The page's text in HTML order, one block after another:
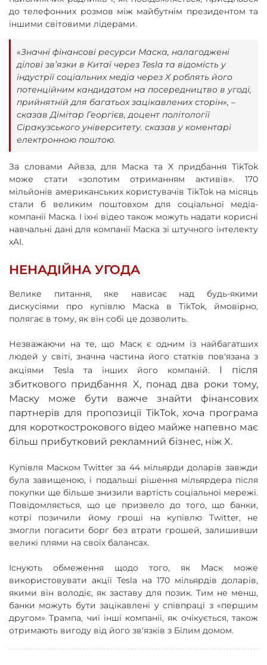
до телефонних розмов між майбутнім президентом та
іншими світовими лідерами.
«Значні фінансові ресурси Маска, налагоджені
ділові зв’язки в Китаї через Tesla та відомість у
індустрії соціальних медіа через X роблять його
потенційним кандидатом на посередництво в угоді,
прийнятній для багатьох зацікавлених сторін», –
сказав Дімітар Георгієв, доцент політології
Сіракузського університету. сказав у коментарі
електронною поштою.
За словами Айвза, для Маска та X придбання TikTok
може стати «золотим отриманням активів». 170
мільйонів американських користувачів TikTok на місяць
стали б великим поштовхом для соціальної медіа-
компанії Маска. І їхні відео також можуть надати корисні
навчальні дані для компанії Маска зі штучного інтелекту
xAI.
НЕНАДІЙНА УГОДА
Велике питання, яке нависає над будь-якими
дискусіями про купівлю Маска в TikTok, ймовірно,
полягає в тому, як він собі це дозволить.
Незважаючи на те, що Маск є одним із найбагатших
людей у ​​світі, значна частина його статків пов'язана з
акціями Tesla та інших його компаній.
І після
збиткового придбання X, понад два роки тому,
Маску може бути важче знайти фінансових
партнерів для пропозиції TikTok, хоча програма
для короткострокового відео майже напевно має
більш прибутковий рекламний бізнес, ніж X.
Купівля Маском Twitter за 44 мільярди доларів завжди
була завищеною, і подальші рішення мільярдера після
покупки ще більше знизили вартість соціальної мережі.
Повідомляється, що це призвело до того, що банки,
котрі позичили йому гроші на купівлю Twitter, не
змогли погасити борг без втрати грошей, залишивши
великі плями на своїх балансах.
Існують обмеження щодо того, як Маск може
використовувати акції Tesla на 170 мільярдів доларів,
якими він володіє, як заставу для позик. Тим не менш,
банки можуть бути зацікавлені у співпраці з «першим
другом» Трампа, чиї інші компанії, як очікується, також
отримають вигоду від його зв'язків з Білим домом.